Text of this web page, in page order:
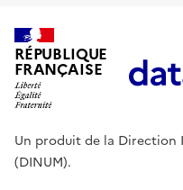
RÉPUBLIQUE
FRANÇAISE
Un produit de la Direction
(DINUM).